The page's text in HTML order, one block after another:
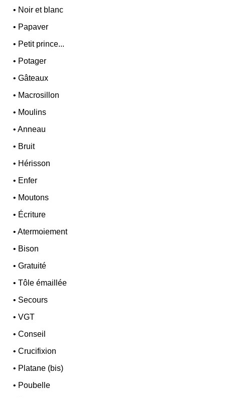
• Noir et blanc
• Papaver
• Petit prince...
• Potager
•Gâteaux
• Macrosillon
• Moulins
•Anneau
• Bruit
• Hérisson
• Enfer
• Moutons
• Écriture
•Atermoiement
• Bison
•Gratuité
•Tôle émaillée
• Secours
•VGT
•Conseil
•Crucifixion
• Platane (bis)
• Poubelle